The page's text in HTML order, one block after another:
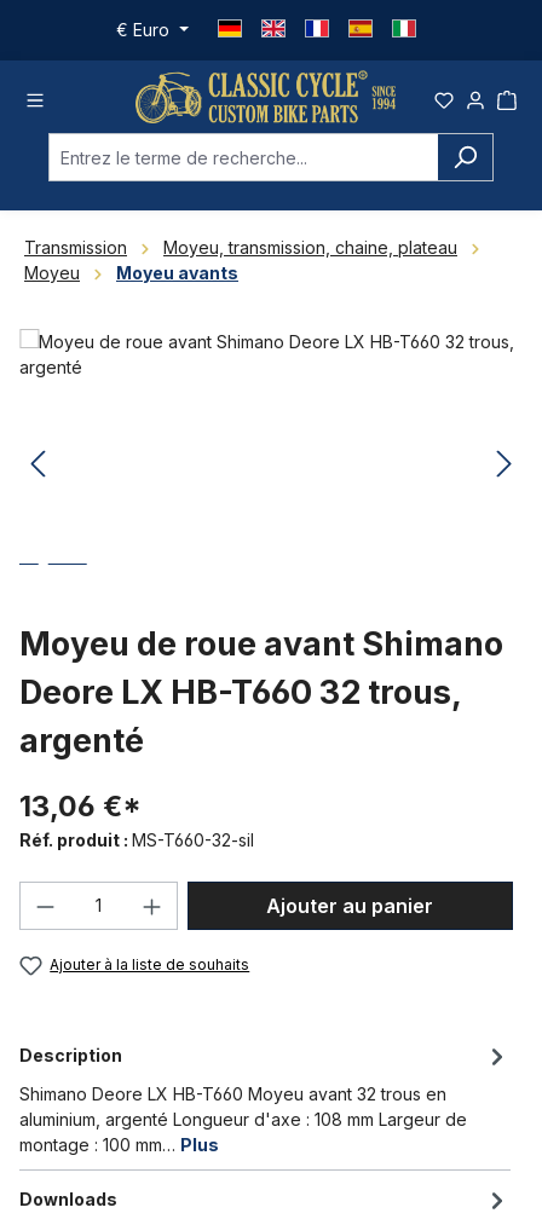
Passer au contenu principal
€ Euro
Transmission
Moyeu, transmission, chaine, plateau
Moyeu
Moyeu avants
Ignorer la galerie d'images
Moyeu de roue avant Shimano
Deore LX HB-T660 32 trous,
argenté
13,06 €*
Réf. produit : MS-T660-32-sil
Quantité de produit : Entrez la
Ajouter au panier
Ajouter à la liste de souhaits
Description
Shimano Deore LX HB-T660 Moyeu avant 32 trous en
aluminium, argenté Longueur d'axe : 108 mm Largeur de
montage : 100 mm… Plus
Downloads